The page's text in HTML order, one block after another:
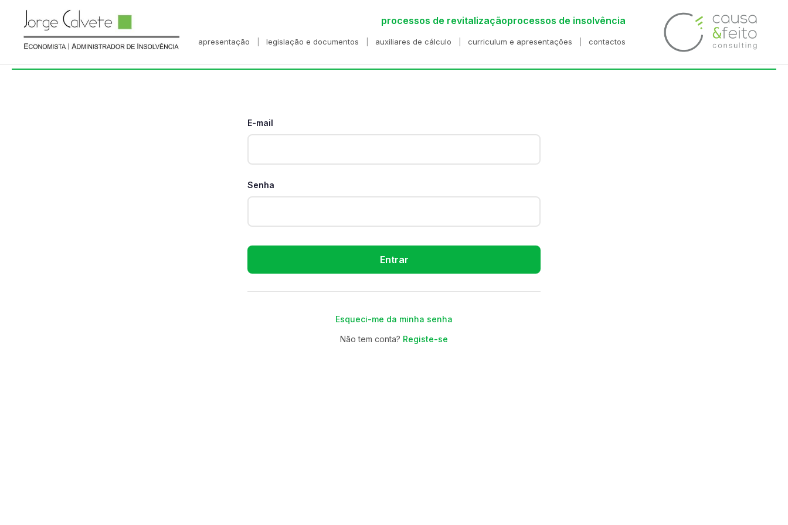
processos de revitalizaçãoprocessos de insolvência
apresentação legislação e documentos auxiliares de cálculo curriculum e apresentações contactos
Login
Aceda à sua conta para consultar os processos
E-mail
Senha
Entrar
Esqueci-me da minha senha
Não tem conta? Registe-se